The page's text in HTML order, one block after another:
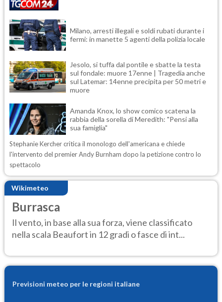
Milano, arresti illegali e soldi rubati durante i
fermi: in manette 5 agenti della polizia locale
Jesolo, si tuffa dal pontile e sbatte la testa
sul fondale: muore 17enne | Tragedia anche
sul Latemar: 14enne precipita per 50 metri e
muore
Amanda Knox, lo show comico scatena la
rabbia della sorella di Meredith: "Pensi alla
sua famiglia"
Stephanie Kercher critica il monologo dell'americana e chiede
l'intervento del premier Andy Burnham dopo la petizione contro lo
spettacolo
Wikimeteo
Burrasca
Il vento, in base alla sua forza, viene classificato
nella scala Beaufort in 12 gradi o fasce di int...
Previsioni meteo per le regioni italiane